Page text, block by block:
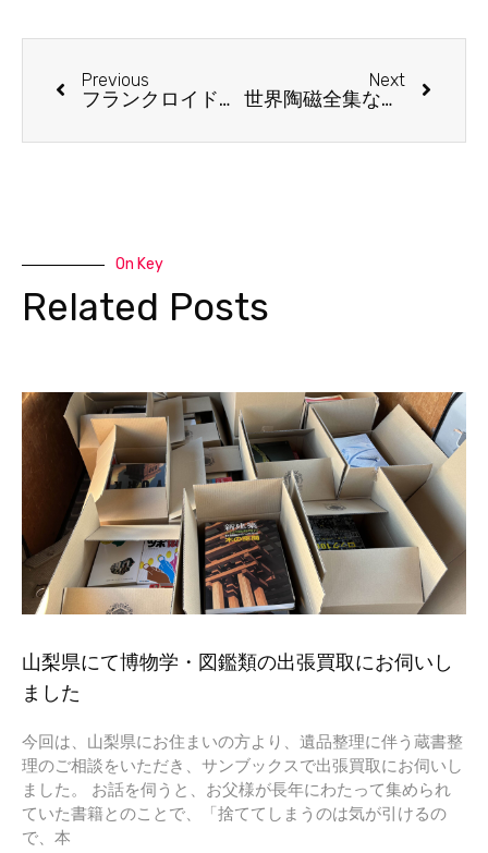
Previous
フランクロイドライト全集を高価買取いたします。
Next
世界陶磁全集など古本約700冊を長野市で出張買取いたしました。
On Key
Related Posts
山梨県にて博物学・図鑑類の出張買取にお伺いし
ました
今回は、山梨県にお住まいの方より、遺品整理に伴う蔵書整
理のご相談をいただき、サンブックスで出張買取にお伺いし
ました。 お話を伺うと、お父様が長年にわたって集められ
ていた書籍とのことで、「捨ててしまうのは気が引けるの
で、本